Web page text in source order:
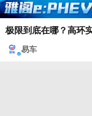
极限到底在哪？高环
易车